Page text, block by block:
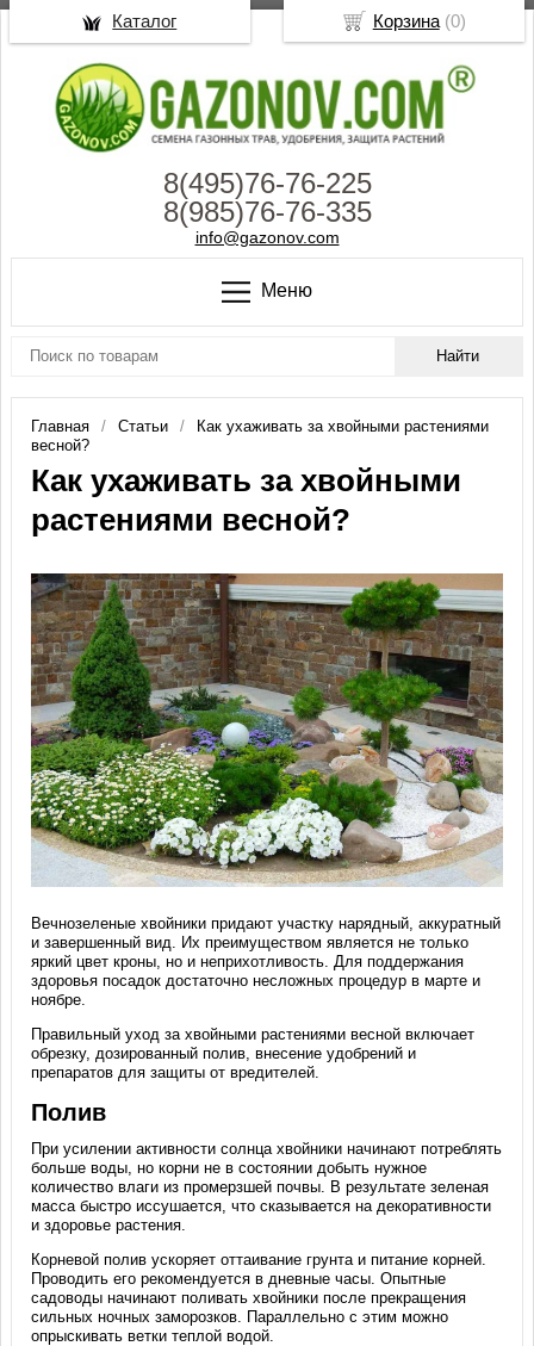
8(495)76-76-225
8(985)76-76-335
info@gazonov.com
Меню
Главная Статьи
Как ухаживать за хвойными растениями
весной?
Как ухаживать за хвойными
растениями весной?
Вечнозеленые хвойники придают участку нарядный, аккуратный
и завершенный вид. Их преимуществом является не только
яркий цвет кроны, но и неприхотливость. Для поддержания
здоровья посадок достаточно несложных процедур в марте и
ноябре.
Правильный уход за хвойными растениями весной включает
обрезку, дозированный полив, внесение удобрений и
препаратов для защиты от вредителей.
Полив
При усилении активности солнца хвойники начинают потреблять
больше воды, но корни не в состоянии добыть нужное
количество влаги из промерзшей почвы. В результате зеленая
масса быстро иссушается, что сказывается на декоративности
и здоровье растения.
Корневой полив ускоряет оттаивание грунта и питание корней.
Проводить его рекомендуется в дневные часы. Опытные
садоводы начинают поливать хвойники после прекращения
сильных ночных заморозков. Параллельно с этим можно
опрыскивать ветки теплой водой.
Корзина(0)
Каталог